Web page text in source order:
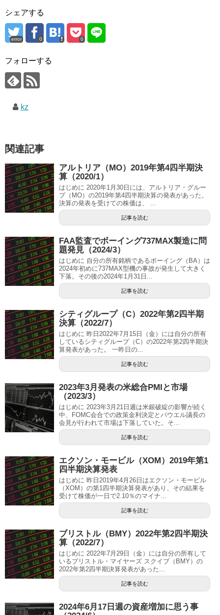
シェアする
error 0 0
フォローする
kz
関連記事
アルトリア（MO）2019年第4四半期決
算（2020/1）
はじめに 2020年1月30日には、アルトリア・グルー
プ（MO）の2019年第4四半期決算の発表があった。
決算の発表を受けての株価は、 ...
記事を読む
FAA監査でボーイング737MAX製造に問
題発見（2024/3）
はじめに 自分の所有銘柄であるボーイング（BA）は
2024年初めに737MAX型機の事故が発生して大きく
下落。その後の2024年1月31日...
記事を読む
シティグループ（C）2022年第2四半期
決算（2022/7）
はじめに 昨日2022年7月15日（金）には自分の所有
しているシティグループ（C）の2022年第2四半期決
算発表があった。 一昨日の...
記事を読む
2023年3月発表の米総合PMIと市場
（2023/3）
はじめに 2023年3月21日週は米銀破綻の影響が続く
中、FOMC会合での政策金利決定とパウエル議長の
会見が行われて市場は下落していた。そ...
記事を読む
エクソン・モービル（XOM）2019年第1
四半期決算発表
はじめに 昨日2019年4月26日はエクソン・モービル
（XOM）の第1四半期決算発表があり、その結果を
受けて株価が一日で2.10％のマイナ...
記事を読む
ブリストル（BMY）2022年第2四半期決
算（2022/7）
はじめに 2022年7月29日（金）には自分の所有して
いるブリストル・マイヤーズ スクイブ（BMY）の
2022年第2四半期決算発表があった...
記事を読む
2024年6月17日週の資産増加に思う事